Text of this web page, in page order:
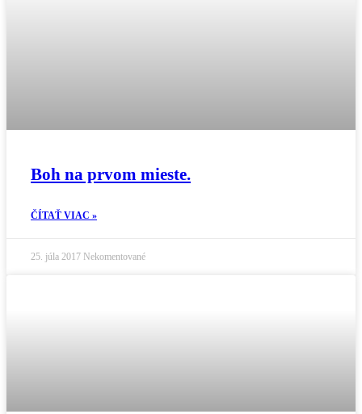
Boh na prvom mieste.
ČÍTAŤ VIAC »
25. júla 2017 Nekomentované